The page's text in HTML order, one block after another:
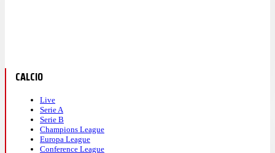
CALCIO
Live
Serie A
Serie B
Champions League
Europa League
Conference League